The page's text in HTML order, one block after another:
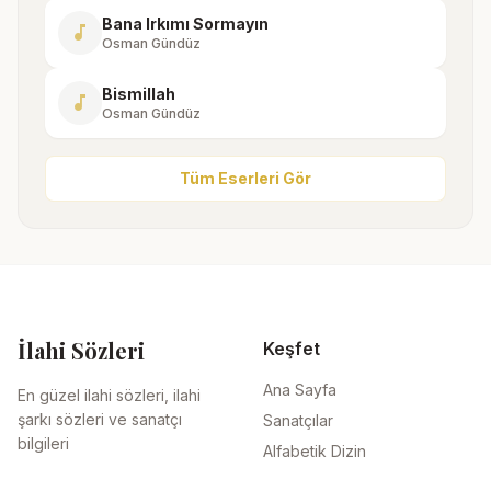
music_note Bana Irkımı Sormayın
Osman Gündüz
music_note Bismillah
Osman Gündüz
Tüm Eserleri Gör
İlahi Sözleri
En güzel ilahi sözleri, ilahi
şarkı sözleri ve sanatçı
bilgileri
Keşfet
Ana Sayfa
Sanatçılar
Alfabetik Dizin